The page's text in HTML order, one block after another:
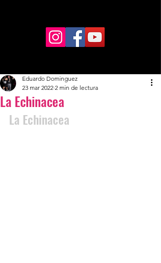
La Echinacea
Eduardo Dominguez
23 mar 2022 2 min de lectura
La Echinacea